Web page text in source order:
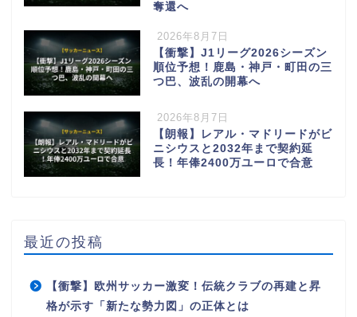
奪還へ
2026年8月7日
【衝撃】J1リーグ2026シーズン
順位予想！鹿島・神戸・町田の三
つ巴、波乱の開幕へ
2026年8月7日
【朗報】レアル・マドリードがビ
ニシウスと2032年まで契約延
長！年俸2400万ユーロで合意
最近の投稿
【衝撃】欧州サッカー激変！伝統クラブの再建と昇
格が示す「新たな勢力図」の正体とは